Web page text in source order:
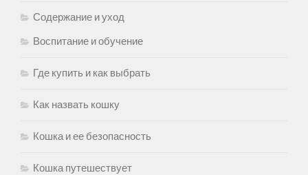
Содержание и уход
Воспитание и обучение
Где купить и как выбрать
Как назвать кошку
Кошка и ее безопасность
Кошка путешествует